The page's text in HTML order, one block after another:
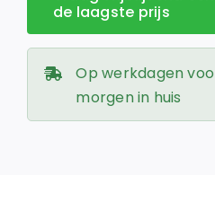
de laagste prijs
Op werkdagen
morgen in huis